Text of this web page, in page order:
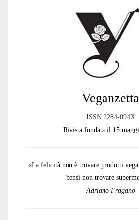
Veganzetta
ISSN 2284-094X
Rivista fondata il 15
«La felicità non è trovare prodotti
bensì non trovare
Adriano Fragano